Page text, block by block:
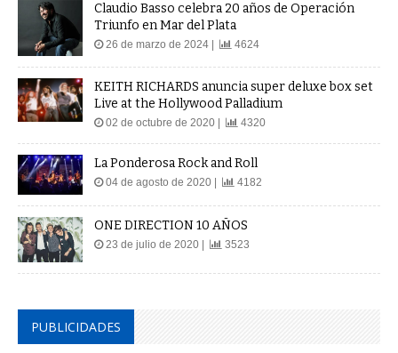
Claudio Basso celebra 20 años de Operación
Triunfo en Mar del Plata
26 de marzo de 2024 | 4624
KEITH RICHARDS anuncia super deluxe box set
Live at the Hollywood Palladium
02 de octubre de 2020 | 4320
La Ponderosa Rock and Roll
04 de agosto de 2020 | 4182
ONE DIRECTION 10 AÑOS
23 de julio de 2020 | 3523
PUBLICIDADES